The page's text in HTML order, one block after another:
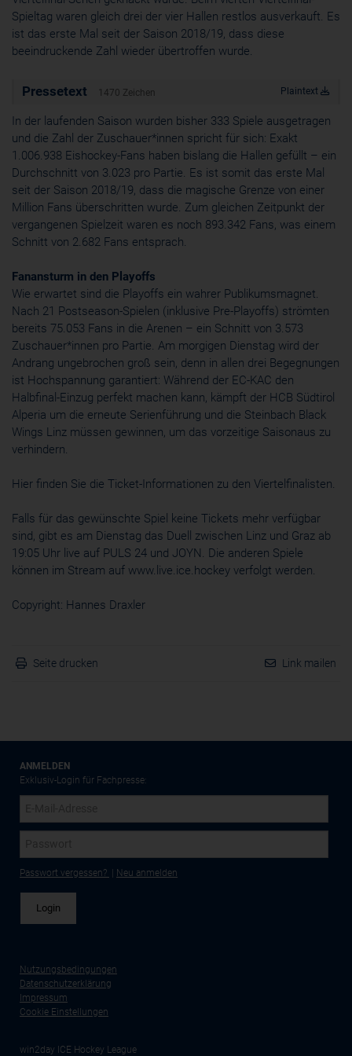
Spieltag waren gleich drei der vier Hallen restlos ausverkauft. Es
ist das erste Mal seit der Saison 2018/19, dass diese
beeindruckende Zahl wieder übertroffen wurde.
Pressetext 1470 Zeichen Plaintext
In der laufenden Saison wurden bisher 333 Spiele ausgetragen
und die Zahl der Zuschauer*innen spricht für sich: Exakt
1.006.938 Eishockey-Fans haben bislang die Hallen gefüllt – ein
Durchschnitt von 3.023 pro Partie. Es ist somit das erste Mal
seit der Saison 2018/19, dass die magische Grenze von einer
Million Fans überschritten wurde. Zum gleichen Zeitpunkt der
vergangenen Spielzeit waren es noch 893.342 Fans, was einem
Schnitt von 2.682 Fans entsprach.
Fanansturm in den Playoffs
Wie erwartet sind die Playoffs ein wahrer Publikumsmagnet.
Nach 21 Postseason-Spielen (inklusive Pre-Playoffs) strömten
bereits 75.053 Fans in die Arenen – ein Schnitt von 3.573
Zuschauer*innen pro Partie. Am morgigen Dienstag wird der
Andrang ungebrochen groß sein, denn in allen drei Begegnungen
ist Hochspannung garantiert: Während der EC-KAC den
Halbfinal-Einzug perfekt machen kann, kämpft der HCB Südtirol
Alperia um die erneute Serienführung und die Steinbach Black
Wings Linz müssen gewinnen, um das vorzeitige Saisonaus zu
verhindern.
Hier finden Sie die Ticket-Informationen zu den Viertelfinalisten.
Falls für das gewünschte Spiel keine Tickets mehr verfügbar
sind, gibt es am Dienstag das Duell zwischen Linz und Graz ab
19:05 Uhr live auf PULS 24 und JOYN
. Die anderen Spiele
können im Stream auf www.live.ice.hockey verfolgt werden.
Copyright: Hannes Draxler
Seite drucken Link mailen
ANMELDEN
Exklusiv-Login für Fachpresse:
Passwort vergessen? | Neu anmelden
Nutzungsbedingungen
Datenschutzerklärung
Impressum
Cookie Einstellungen
win2day ICE Hockey League
Cookie
ahoy_*
powrio.com
www.powrio.com